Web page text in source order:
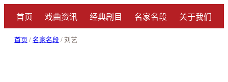
首页 戏曲资讯 经典剧目 名家名段 关于我们
首页 / 名家名段 / 刘艺